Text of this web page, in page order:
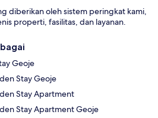
diberikan oleh sistem peringkat kami,
properti, fasilitas, dan layanan.
Geoje
Stay Geoje
Stay Apartment
Stay Apartment Geoje